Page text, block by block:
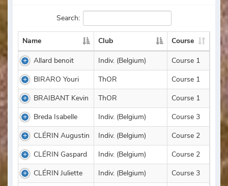
Search:
Name Club Course
Allard benoit Indiv. (Belgium)
Course 1
BIRARO Youri
ThOR
Course 1
BRAIBANT Kevin
ThOR
Course 1
Breda Isabelle
Indiv. (Belgium)
Course 3
CLÉRIN Augustin
Indiv. (Belgium)
Course 2
CLÉRIN Gaspard
Indiv. (Belgium)
Course 2
CLÉRIN Juliette
Indiv. (Belgium)
Course 3